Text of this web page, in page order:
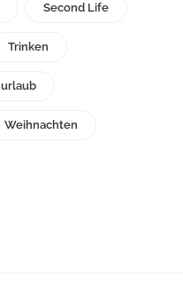
Second Life
Trinken
urlaub
Weihnachten